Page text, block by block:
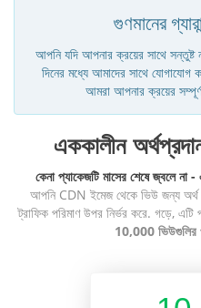
গুণমানের
আপনি যদি আপনার ক্রয়ের সাথে
দিনের মধ্যে আমাদের সাথে
আমরা আপনার ক্রয়ের
এককালীন
কেনা প্যাকেজটি মাসের শেষে জ্বলে
আপনি CDN ইমেজ থেকে ভিউ জন্য অর্থ
ট্রাফিক পরিমাণ উপর নির্ভর করে. গড়ে,
10,000 ভিউগুলির